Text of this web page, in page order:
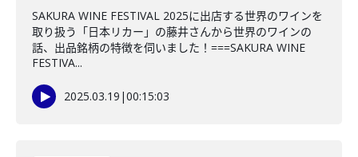
SAKURA WINE FESTIVAL 2025に出店する世界のワインを
取り扱う「日本リカー」の藤井さんから世界のワインの
話、出品銘柄の特徴を伺いました！===SAKURA WINE
FESTIVA...
2025.03.19 |00:15:03